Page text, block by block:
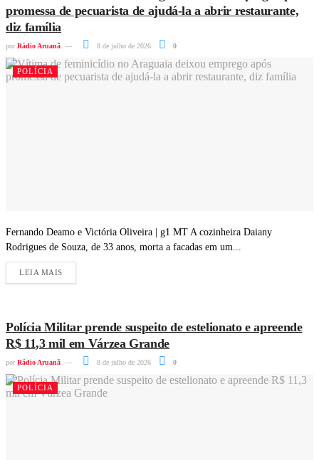
promessa de pecuarista de ajudá-la a abrir restaurante,
diz família
por Rádio Aruanã 8 de julho de 2026 0
POLÍCIA
Fernando Deamo e Victória Oliveira | g1 MT A cozinheira Daiany
Rodrigues de Souza, de 33 anos, morta a facadas em um...
LEIA MAIS
Polícia Militar prende suspeito de estelionato e apreende
R$ 11,3 mil em Várzea Grande
por Rádio Aruanã 8 de julho de 2026 0
POLÍCIA